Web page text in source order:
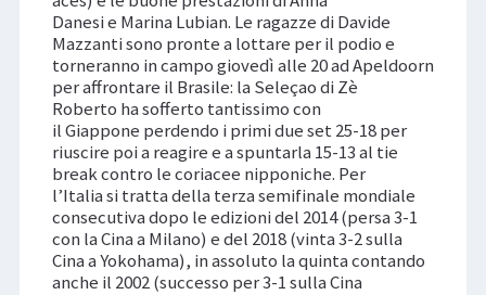
Danesi e Marina Lubian. Le ragazze di Davide
Mazzanti sono pronte a lottare per il podio e
torneranno in campo giovedì alle 20 ad Apeldoorn
per affrontare il Brasile: la Seleçao di Zè
Roberto ha sofferto tantissimo con
il Giappone perdendo i primi due set 25-18 per
riuscire poi a reagire e a spuntarla 15-13 al tie
break contro le coriacee nipponiche. Per
l’Italia si tratta della terza semifinale mondiale
consecutiva dopo le edizioni del 2014 (persa 3-1
con la Cina a Milano) e del 2018 (vinta 3-2 sulla
Cina a Yokohama), in assoluto la quinta contando
anche il 2002 (successo per 3-1 sulla Cina